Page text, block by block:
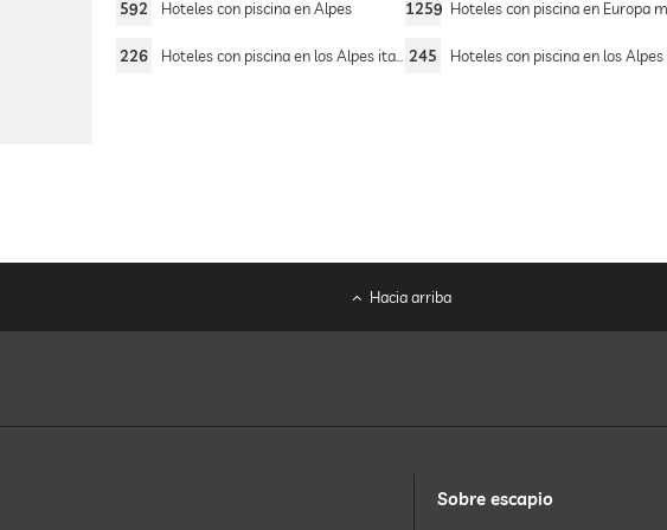
592 Hoteles con piscina en Alpes 1259 Hoteles con piscina en Europa
226 Hoteles con piscina en los Alpes italianos 245 Hoteles con piscina en los Alpes
Hacia arriba
Sobre escapio